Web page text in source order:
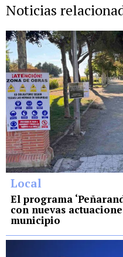
Noticias
Local
El programa
con nuevas
municipio